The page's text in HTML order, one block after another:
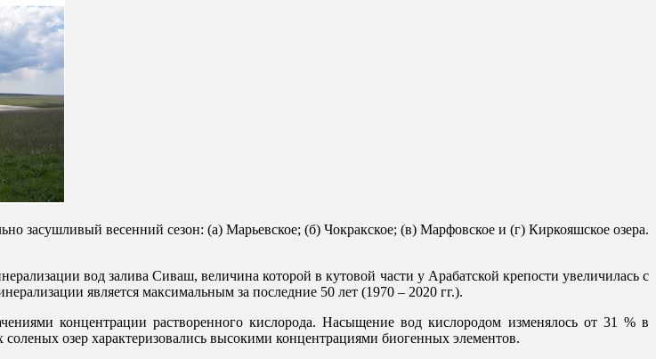
засушливый весенний сезон: (а) Марьевское; (б) Чокракское; (в) Марфовское и (г) Киркояшское озера.
вод залива Сиваш, величина которой в кутовой части у Арабатской крепости увеличилась с
является максимальным за последние 50 лет (1970 – 2020 гг.).
концентрации растворенного кислорода. Насыщение вод кислородом изменялось от 31 % в
озер характеризовались высокими концентрациями биогенных элементов.